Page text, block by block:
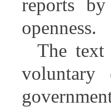
reports
openness.
The text
voluntary